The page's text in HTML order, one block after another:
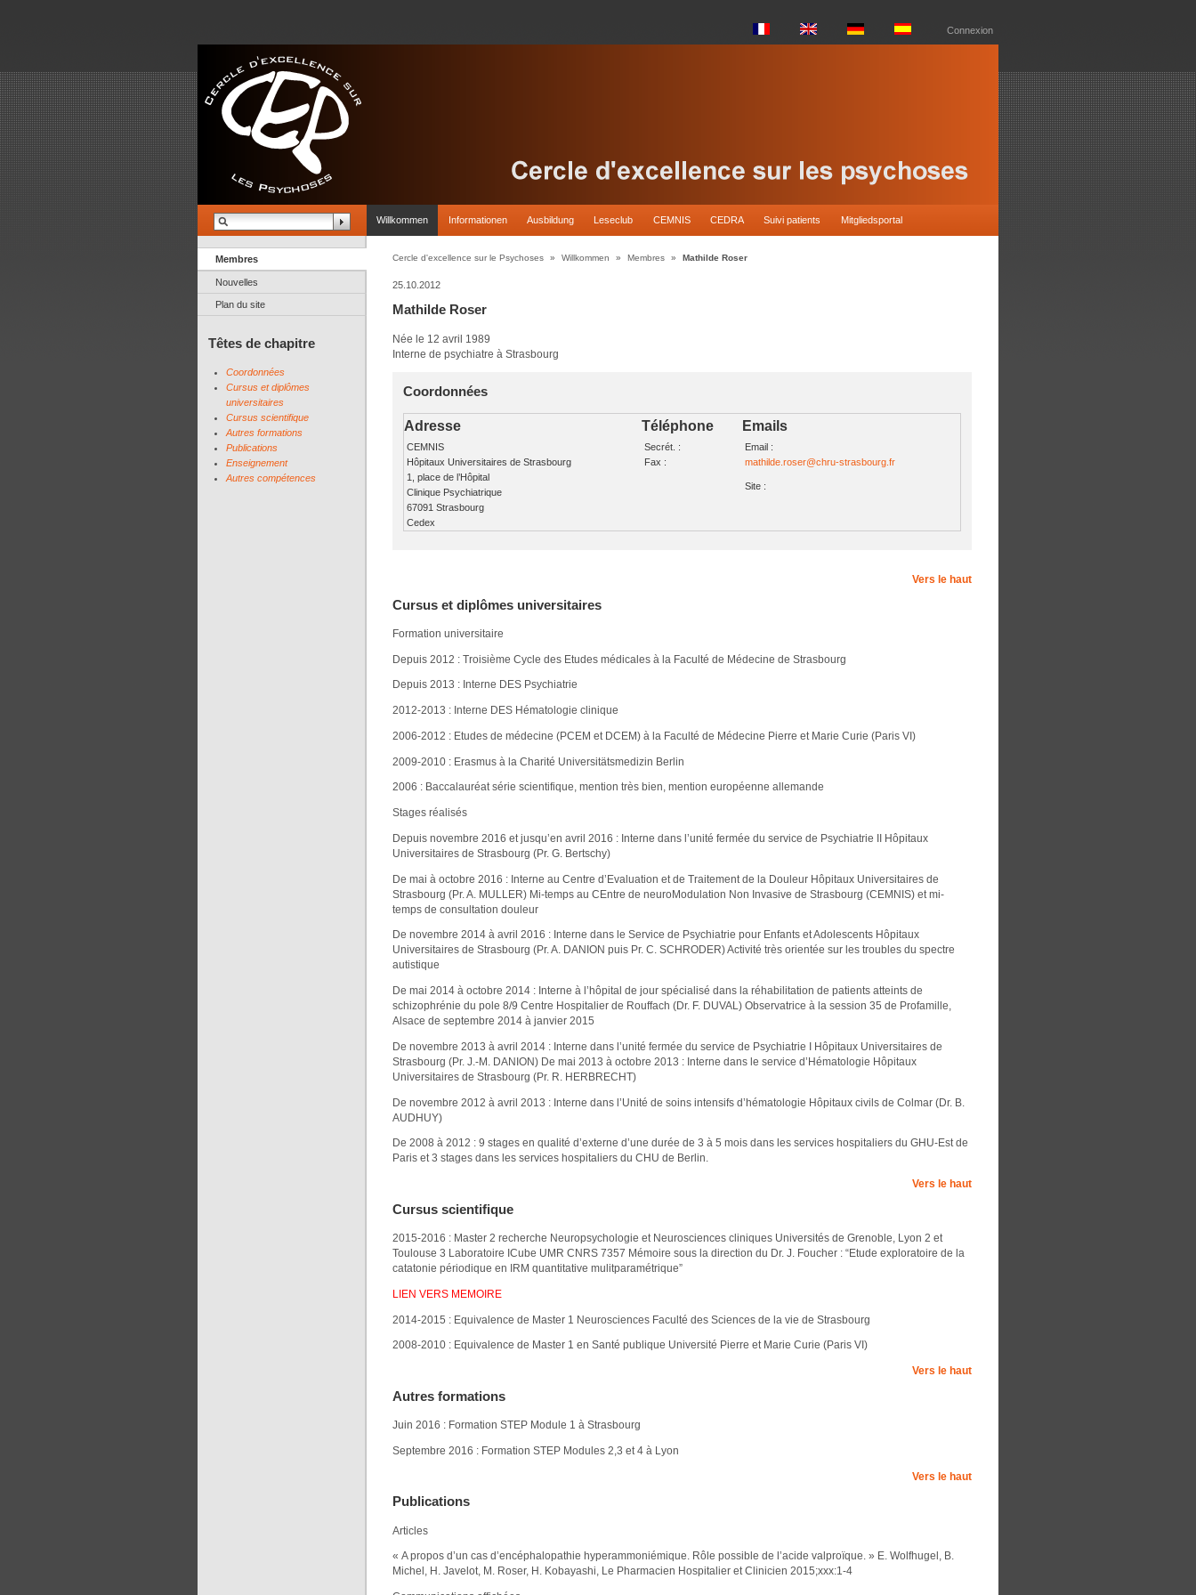
Connexion
Willkommen Informationen Ausbildung Leseclub CEMNIS CEDRA Suivi patients Mitgliedsportal
Membres
Nouvelles
Plan du site
Têtes de chapitre
Coordonnées
Cursus et diplômes
universitaires
Cursus scientifique
Autres formations
Publications
Enseignement
Autres compétences
Cercle d'excellence sur le Psychoses » Willkommen » Membres » Mathilde Roser
25.10.2012
Mathilde Roser
Née le 12 avril 1989
Interne de psychiatre à Strasbourg
Coordonnées
Adresse Téléphone Emails
CEMNIS
Hôpitaux Universitaires de Strasbourg
1, place de l’Hôpital
Clinique Psychiatrique
67091 Strasbourg
Cedex
Secrét. :
Fax :
Email :
mathilde.roser@chru-strasbourg.fr
Site :
Vers le haut
Cursus et diplômes universitaires
Formation universitaire
Depuis 2012 : Troisième Cycle des Etudes médicales à la Faculté de Médecine de Strasbourg
Depuis 2013 : Interne DES Psychiatrie
2012-2013 : Interne DES Hématologie clinique
2006-2012 : Etudes de médecine (PCEM et DCEM) à la Faculté de Médecine Pierre et Marie Curie (Paris VI)
2009-2010 : Erasmus à la Charité Universitätsmedizin Berlin
2006 : Baccalauréat série scientifique, mention très bien, mention européenne allemande
Stages réalisés
Depuis novembre 2016 et jusqu’en avril 2016 : Interne dans l’unité fermée du service de Psychiatrie II Hôpitaux
Universitaires de Strasbourg (Pr. G. Bertschy)
De mai à octobre 2016 : Interne au Centre d’Evaluation et de Traitement de la Douleur Hôpitaux Universitaires de
Strasbourg (Pr. A. MULLER) Mi-temps au CEntre de neuroModulation Non Invasive de Strasbourg (CEMNIS) et mi-
temps de consultation douleur
De novembre 2014 à avril 2016 : Interne dans le Service de Psychiatrie pour Enfants et Adolescents Hôpitaux
Universitaires de Strasbourg (Pr. A. DANION puis Pr. C. SCHRODER) Activité très orientée sur les troubles du spectre
autistique
De mai 2014 à octobre 2014 : Interne à l’hôpital de jour spécialisé dans la réhabilitation de patients atteints de
schizophrénie du pole 8/9 Centre Hospitalier de Rouffach (Dr. F. DUVAL) Observatrice à la session 35 de Profamille,
Alsace de septembre 2014 à janvier 2015
De novembre 2013 à avril 2014 : Interne dans l’unité fermée du service de Psychiatrie I Hôpitaux Universitaires de
Strasbourg (Pr. J.-M. DANION) De mai 2013 à octobre 2013 : Interne dans le service d’Hématologie Hôpitaux
Universitaires de Strasbourg (Pr. R. HERBRECHT)
De novembre 2012 à avril 2013 : Interne dans l’Unité de soins intensifs d’hématologie Hôpitaux civils de Colmar (Dr. B.
AUDHUY)
De 2008 à 2012 : 9 stages en qualité d’externe d’une durée de 3 à 5 mois dans les services hospitaliers du GHU-Est de
Paris et 3 stages dans les services hospitaliers du CHU de Berlin.
Vers le haut
Cursus scientifique
2015-2016 : Master 2 recherche Neuropsychologie et Neurosciences cliniques Universités de Grenoble, Lyon 2 et
Toulouse 3 Laboratoire ICube UMR CNRS 7357 Mémoire sous la direction du Dr. J. Foucher : “Etude exploratoire de la
catatonie périodique en IRM quantitative mulitparamétrique”
LIEN VERS MEMOIRE
2014-2015 : Equivalence de Master 1 Neurosciences Faculté des Sciences de la vie de Strasbourg
2008-2010 : Equivalence de Master 1 en Santé publique Université Pierre et Marie Curie (Paris VI)
Vers le haut
Autres formations
Juin 2016 : Formation STEP Module 1 à Strasbourg
Septembre 2016 : Formation STEP Modules 2,3 et 4 à Lyon
Vers le haut
Publications
Articles
« A propos d’un cas d’encéphalopathie hyperammoniémique. Rôle possible de l’acide valproïque. » E. Wolfhugel, B.
Michel, H. Javelot, M. Roser, H. Kobayashi, Le Pharmacien Hospitalier et Clinicien 2015;xxx:1-4